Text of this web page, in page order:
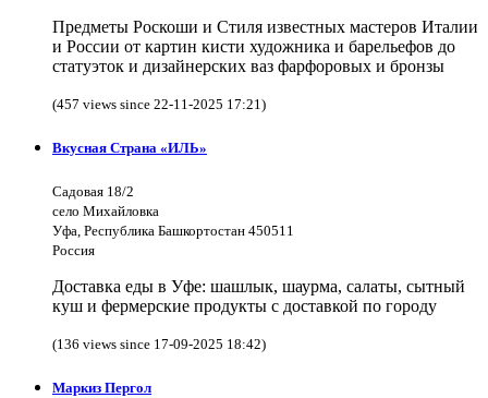
Предметы Роскоши и Стиля известных мастеров Италии
и России от картин кисти художника и барельефов до
статуэток и дизайнерских ваз фарфоровых и бронзы
(457 views since 22-11-2025 17:21)
Вкусная Страна «ИЛЬ»
Садовая 18/2
село Михайловка
Уфа, Республика Башкортостан 450511
Россия
Доставка еды в Уфе: шашлык, шаурма, салаты, сытный
куш и фермерские продукты с доставкой по городу
(136 views since 17-09-2025 18:42)
Маркиз Пергол